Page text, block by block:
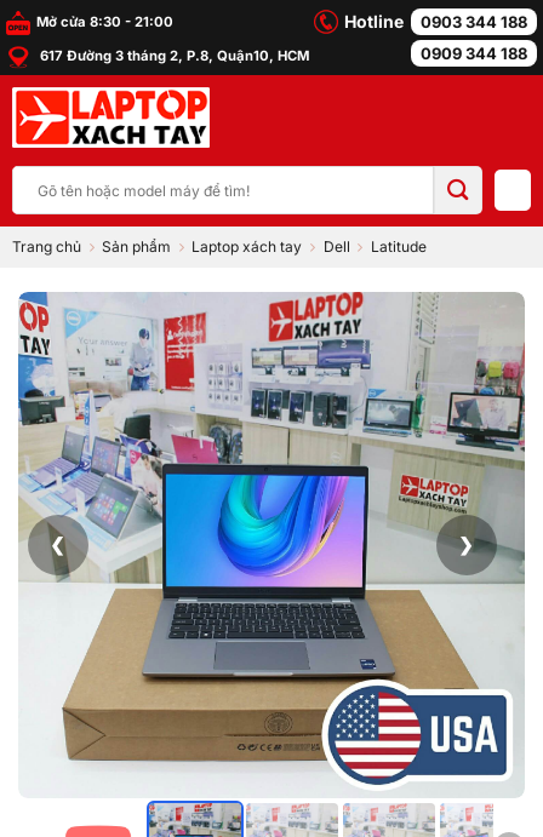
Bỏ
qua
nội
dung
Mở cửa 8:30 - 21:00
617 Đường 3 tháng 2, P.8, Quận10, HCM
Hotline
0903 344 188
0909 344 188
kiếm:
Trang chủ Sản phẩm Laptop xách tay Dell Latitude
❮ ❯